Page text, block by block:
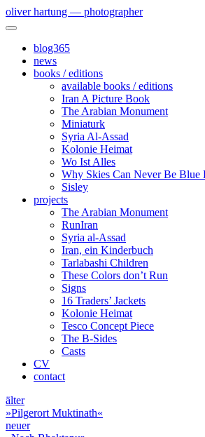
oliver hartung — photographer
blog365
news
books / editions
available books / editions
Iran A Picture Book
The Arabian Monument
Miniaturk
Syria Al-Assad
Kolonie Heimat
Wo Ist Alles
Why Skies Can Never Be Blue
Sisley
projects
The Arabian Monument
RunIran
Syria al-Assad
Iran, ein Kinderbuch
Tarlabashi Children
These Colors don’t Run
Signs
16 Traders’ Jackets
Kolonie Heimat
Tesco Concept Piece
The B-Sides
Casts
CV
contact
älter
»Pilgerort Muktinath«
neuer